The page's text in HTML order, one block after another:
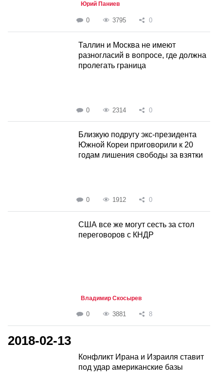
Юрий Паниев
0 3795 0
Таллин и Москва не имеют
разногласий в вопросе, где должна
пролегать граница
0 2314 0
Близкую подругу экс-президента
Южной Кореи приговорили к 20
годам лишения свободы за взятки
0 1912 0
США все же могут сесть за стол
переговоров с КНДР
Владимир Скосырев
0 3881 8
2018-02-13
Конфликт Ирана и Израиля ставит
под удар американские базы